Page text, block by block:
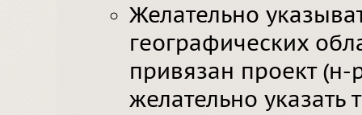
Желательно
географических
привязан проект (н-
желательно указать